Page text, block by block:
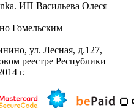
ИП Васильева Олеся
Гомельским
ул. Лесная, д.127,
реестре Республики
г.